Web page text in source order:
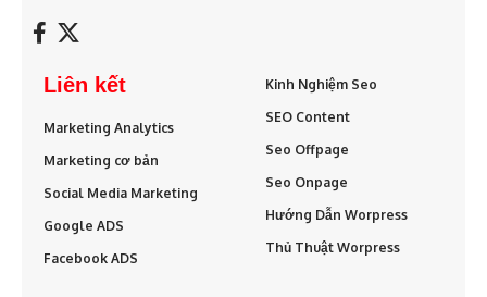
Liên kết
Marketing Analytics
Marketing cơ bản
Social Media Marketing
Google ADS
Facebook ADS
Kinh Nghiệm Seo
SEO Content
Seo Offpage
Seo Onpage
Hướng Dẫn Worpress
Thủ Thuật Worpress